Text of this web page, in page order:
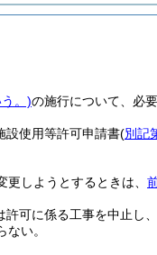
。)の施行について、必
設使用等許可申請書(別記
しようとするときは、
可に係る工事を中止し
い。